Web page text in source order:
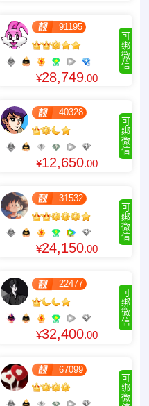
可
绑
微
信
91195
¥28,749.00
可
绑
微
信
40328
¥12,650.00
可
绑
微
信
31532
¥24,150.00
可
绑
微
信
22477
¥32,400.00
可
绑
微
67099